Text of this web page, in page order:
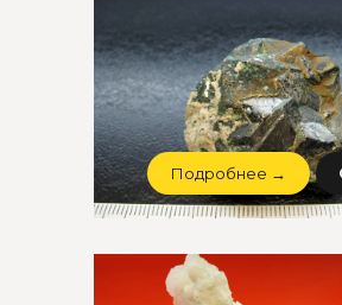
Подробнее →